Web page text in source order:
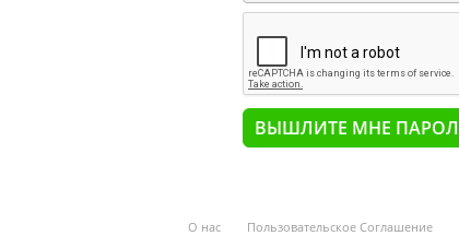
О нас Пользовательское Соглашение